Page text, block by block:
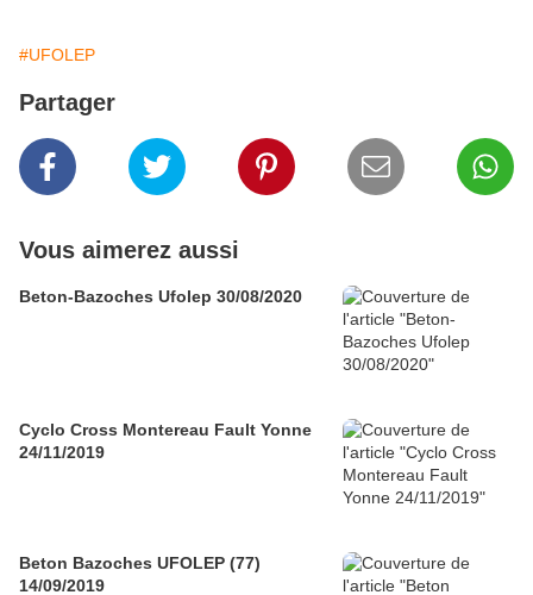
#UFOLEP
Partager
Vous aimerez aussi
Beton-Bazoches Ufolep 30/08/2020
Cyclo Cross Montereau Fault Yonne
24/11/2019
Beton Bazoches UFOLEP (77)
14/09/2019